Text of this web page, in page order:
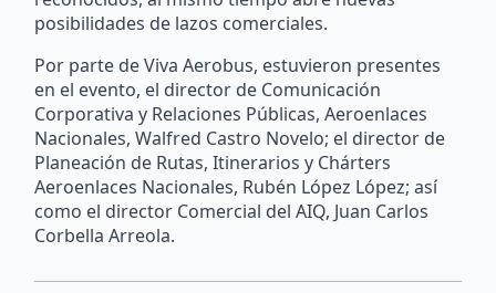
posibilidades de lazos comerciales.
Por parte de Viva Aerobus, estuvieron presentes
en el evento, el director de Comunicación
Corporativa y Relaciones Públicas, Aeroenlaces
Nacionales, Walfred Castro Novelo; el director de
Planeación de Rutas, Itinerarios y Chárters
Aeroenlaces Nacionales, Rubén López López; así
como el director Comercial del AIQ, Juan Carlos
Corbella Arreola.